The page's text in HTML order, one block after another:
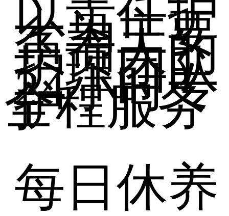
全程服务
以责任护
士为主要
负责人的
护理团队
24小时专
护
每日休养